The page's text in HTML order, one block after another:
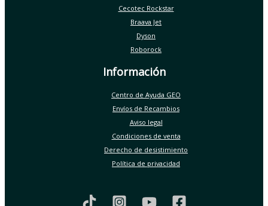
Cecotec Rockstar
Braava Jet
Dyson
Roborock
Información
Centro de Ayuda GEO
Envíos de Recambios
Aviso legal
Condiciones de venta
Derecho de desistimiento
Política de privacidad